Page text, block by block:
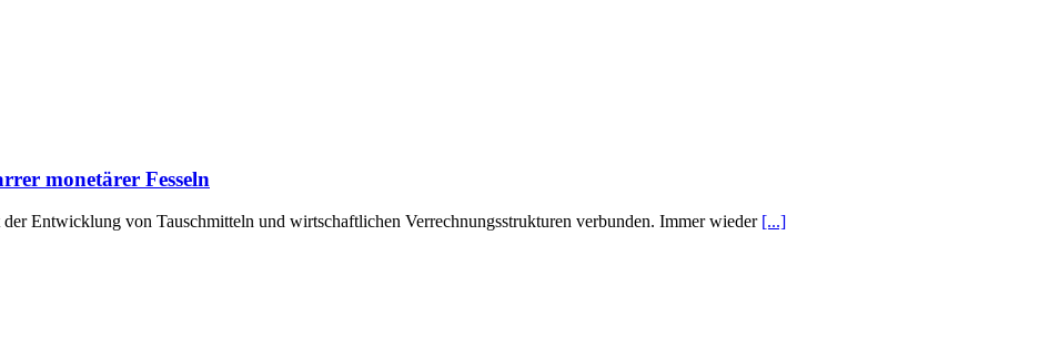
monetärer Fesseln
Entwicklung von Tauschmitteln und wirtschaftlichen Verrechnungsstrukturen verbunden. Immer wieder [...]